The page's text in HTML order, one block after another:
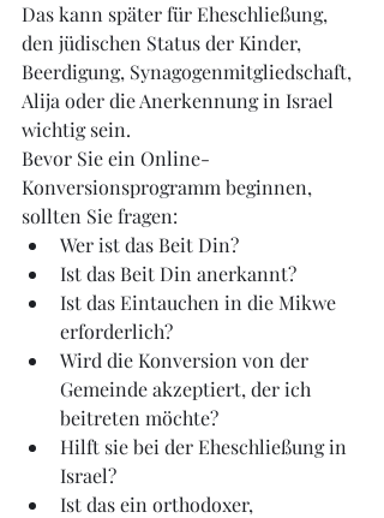
Das kann später für Eheschließung,
den jüdischen Status der Kinder,
Beerdigung, Synagogenmitgliedschaft,
Alija oder die Anerkennung in Israel
wichtig sein.
Bevor Sie ein Online-
Konversionsprogramm beginnen,
sollten Sie fragen:
Wer ist das Beit Din?
Ist das Beit Din anerkannt?
Ist das Eintauchen in die Mikwe
erforderlich?
Wird die Konversion von der
Gemeinde akzeptiert, der ich
beitreten möchte?
Hilft sie bei der Eheschließung in
Israel?
Ist das ein orthodoxer,